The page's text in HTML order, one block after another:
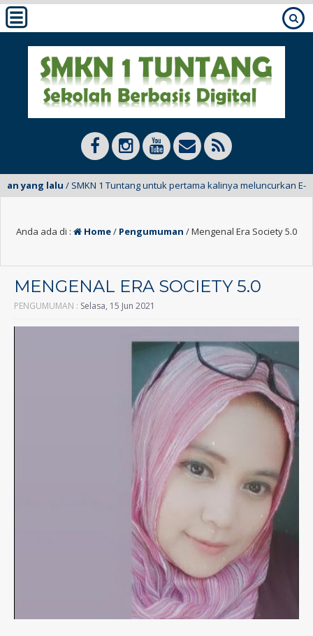
yang lalu/ SMKN 1 Tuntang untuk pertama kalinya meluncurkan E-
Anda ada di : Home/ Pengumuman /Mengenal Era Society 5.0
MENGENAL ERA SOCIETY 5.0
PENGUMUMAN : Selasa, 15 Jun 2021